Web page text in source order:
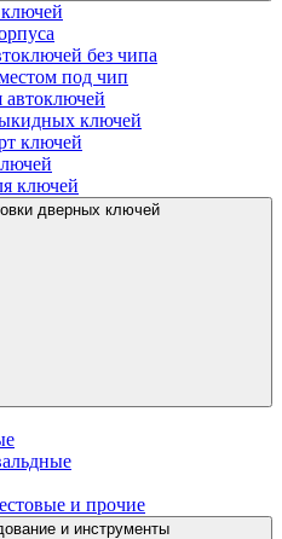
без чипа
под чип
автоключей
ключей
ключей
ключей
дверных ключей
и прочие
и инструменты